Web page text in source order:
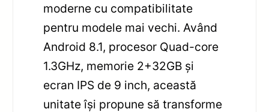
moderne cu compatibilitate
pentru modele mai vechi. Având
Android 8.1, procesor Quad-core
1.3GHz, memorie 2+32GB și
ecran IPS de 9 inch, această
unitate își propune să transforme